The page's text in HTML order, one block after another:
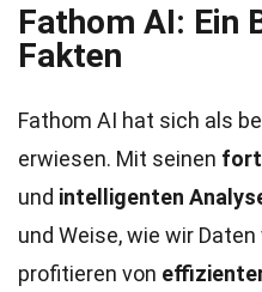
Fathom AI: Ein
Fakten
Fathom AI hat sich als
erwiesen. Mit seinen
und intelligenten
und Weise, wie wir
profitieren von